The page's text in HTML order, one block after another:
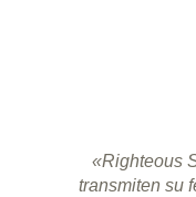
«Righteous
transmiten su